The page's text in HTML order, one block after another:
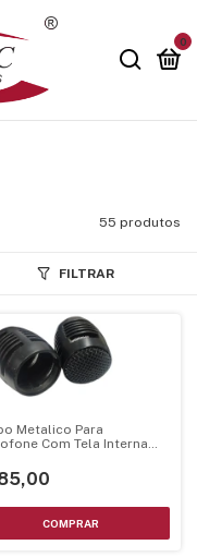
0
55 produtos
FILTRAR
Metalico Para
Com Tela Interna